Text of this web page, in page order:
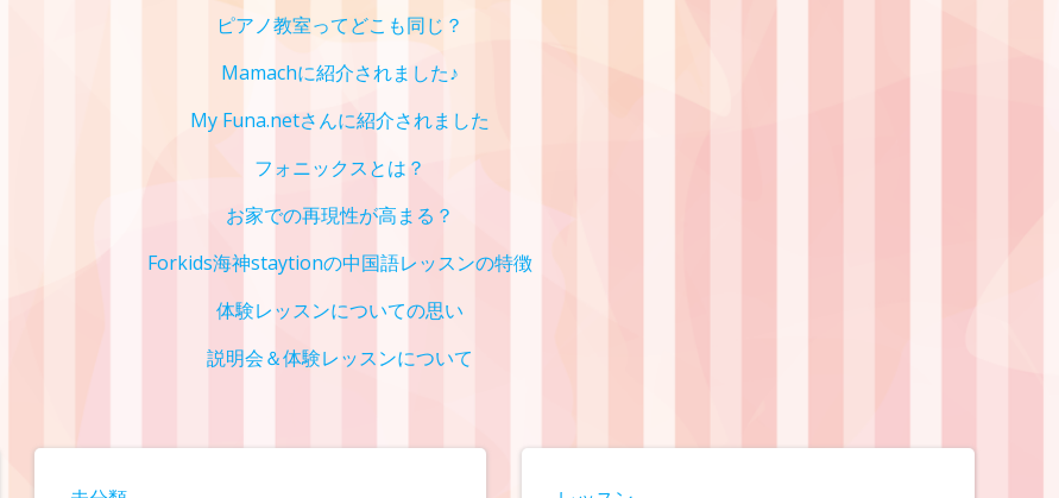
ピアノ教室ってどこも同じ？
Mamachに紹介されました♪
My Funa.netさんに紹介されました
フォニックスとは？
お家での再現性が高まる？
Forkids海神staytionの中国語レッスンの特徴
体験レッスンについての思い
説明会＆体験レッスンについて